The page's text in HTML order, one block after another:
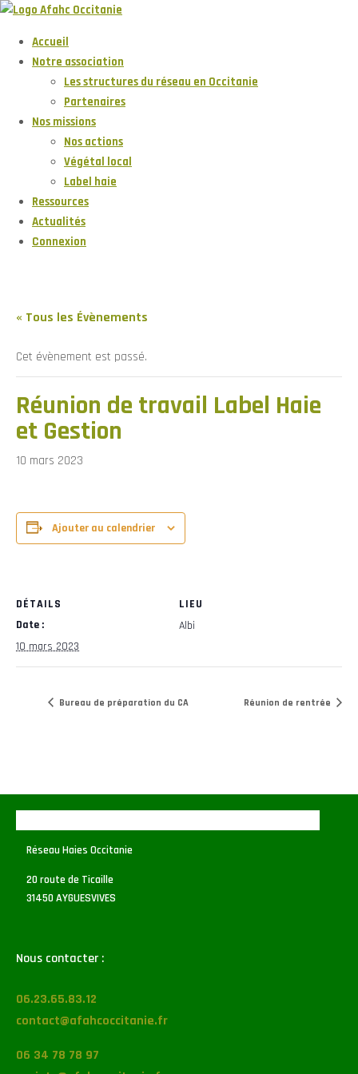
Accueil
Notre association
Les structures du réseau en Occitanie
Partenaires
Nos missions
Nos actions
Végétal local
Label haie
Ressources
Actualités
Connexion
« Tous les Évènements
Cet évènement est passé.
Réunion de travail Label Haie
et Gestion
10 mars 2023
Ajouter au calendrier
DÉTAILS
Date :
10 mars 2023
LIEU
Albi
Bureau de préparation du CA Réunion de rentrée
Réseau Haies Occitanie
20 route de Ticaille
31450 AYGUESVIVES
Nous contacter :
06.23.65.83.12
contact@afahcoccitanie.fr
06 34 78 78 97